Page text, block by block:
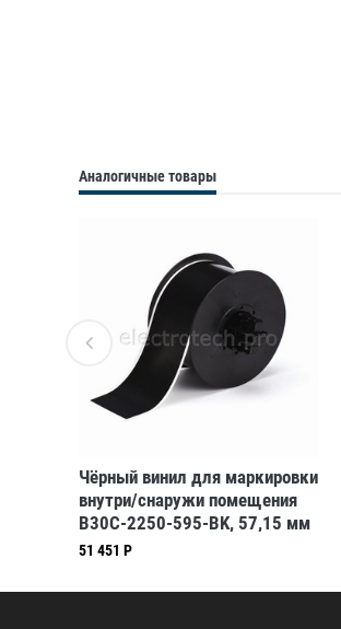
Аналогичные товары
Чёрный винил для маркировки
внутри/снаружи помещения
B30C-2250-595-BK, 57,15 мм
* 30,48 м (BBP31/33/35/37)
51 451 Р